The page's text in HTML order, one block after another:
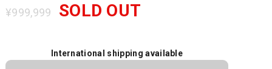
¥999,999 SOLD OUT
International shipping available